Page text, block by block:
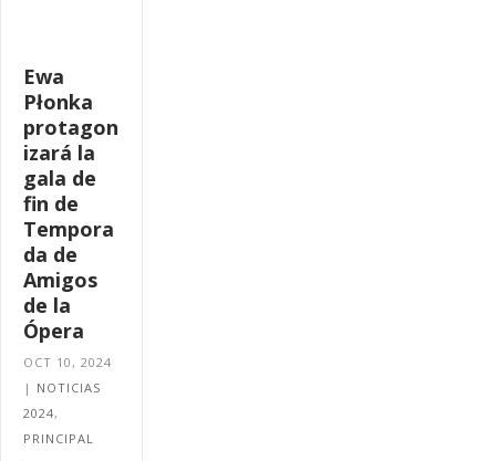
Ewa
Płonka
protagon
izará la
gala de
fin de
Tempora
da de
Amigos
de la
Ópera
OCT 10, 2024
| NOTICIAS
2024,
PRINCIPAL